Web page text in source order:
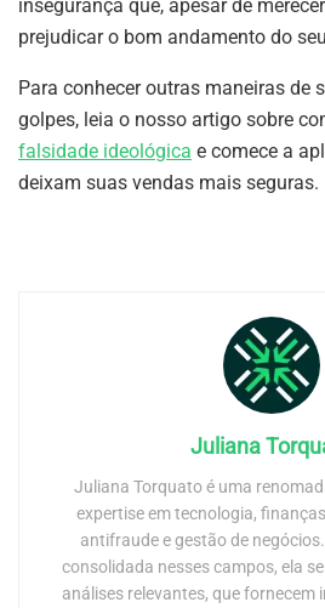
insegurança que, apesar de
prejudicar o bom andamento do
Para conhecer outras maneiras de
golpes, leia o nosso artigo sobre
falsidade ideológica e comece a
deixam suas vendas mais seguras.
Juliana
Juliana Torquato é uma
expertise em tecnologia,
antifraude e gestão de
consolidada nesses campos, ela
análises relevantes, que fornecem